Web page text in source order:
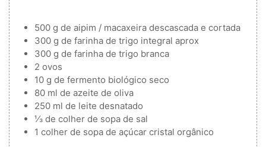
500 g de aipim / macaxeira descascada e cortada
300 g de farinha de trigo integral aprox
300 g de farinha de trigo branca
2 ovos
10 g de fermento biológico seco
80 ml de azeite de oliva
250 ml de leite desnatado
⅓ de colher de sopa de sal
1 colher de sopa de açúcar cristal orgânico